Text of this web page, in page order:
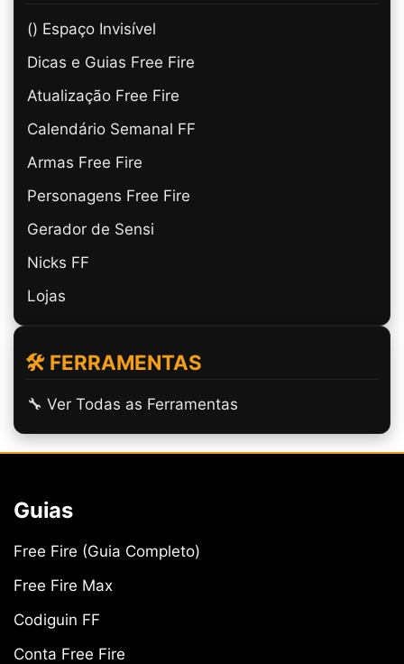
(ㅤ) Espaço Invisível
Dicas e Guias Free Fire
Atualização Free Fire
Calendário Semanal FF
Armas Free Fire
Personagens Free Fire
Gerador de Sensi
Nicks FF
Lojas
🛠️ FERRAMENTAS
🔧 Ver Todas as Ferramentas
Guias
Free Fire (Guia Completo)
Free Fire Max
Codiguin FF
Conta Free Fire